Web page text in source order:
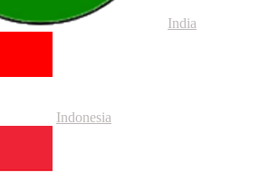
India
Indonesia